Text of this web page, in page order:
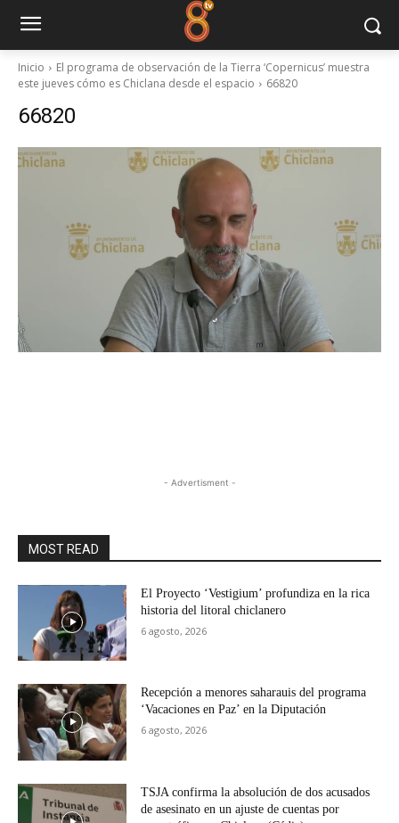
Inicio
El programa de observación de la Tierra ‘Copernicus’ muestra
este jueves cómo es Chiclana desde el espacio
66820
66820
- Advertisment -
MOST READ
El Proyecto ‘Vestigium’ profundiza en la rica
historia del litoral chiclanero
6 agosto, 2026
Recepción a menores saharauis del programa
‘Vacaciones en Paz’ en la Diputación
6 agosto, 2026
TSJA confirma la absolución de dos acusados
de asesinato en un ajuste de cuentas por